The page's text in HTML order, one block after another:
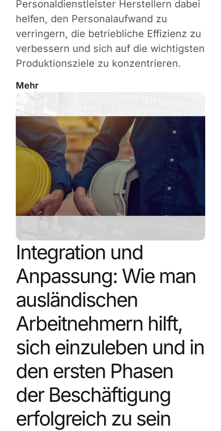
Personaldienstleister Herstellern dabei
helfen, den Personalaufwand zu
verringern, die betriebliche Effizienz zu
verbessern und sich auf die wichtigsten
Produktionsziele zu konzentrieren.
Mehr
Integration und
Anpassung: Wie man
ausländischen
Arbeitnehmern hilft,
sich einzuleben und in
den ersten Phasen
der Beschäftigung
erfolgreich zu sein